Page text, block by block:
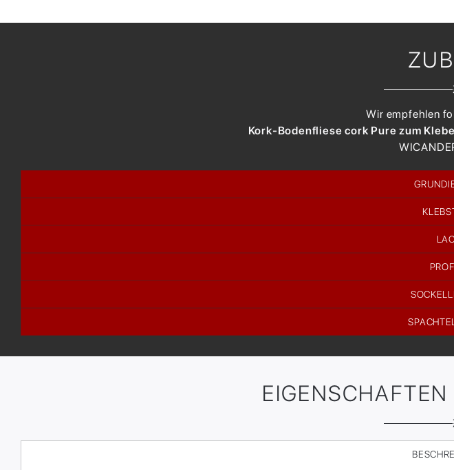
Wir empfehlen
Kork-Bodenfliese cork Pure zum